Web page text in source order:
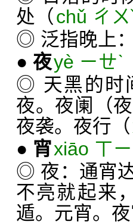
处（chǔ ㄔㄨ
◎ 泛指晚上
● 夜yè ㄧㄝˋ
◎ 天黑的时
夜。夜阑（
夜袭。夜行（
● 宵xiāo ㄒ
◎ 夜：通宵
不亮就起来
遁。元宵。夜